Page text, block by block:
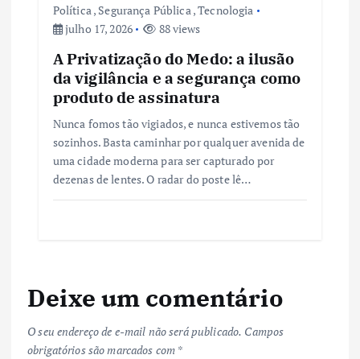
Política , Segurança Pública ,Tecnologia
julho 17, 2026
88 views
A Privatização do Medo: a ilusão
da vigilância e a segurança como
produto de assinatura
Nunca fomos tão vigiados, e nunca estivemos tão
sozinhos. Basta caminhar por qualquer avenida de
uma cidade moderna para ser capturado por
dezenas de lentes. O radar do poste lê…
Deixe um comentário
O seu endereço de e-mail não será publicado. Campos
obrigatórios são marcados com *